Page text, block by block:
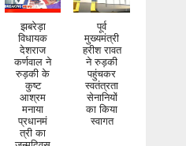
झबरेड़ा
विधायक
देशराज
कर्णवाल ने
रुड़की के
कुष्ट
आश्रम
मनाया
प्रधानमं
त्री का
जन्मदिवस
पूर्व
मुख्यमंत्री
हरीश रावत
ने रुड़की
पहुंचकर
स्वतंत्रता
सेनानियों
का किया
स्वागत